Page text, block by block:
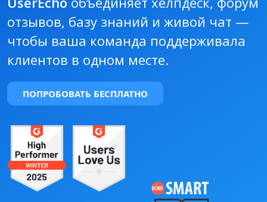
отзывов, базу знаний и живой чат —
чтобы ваша команда поддерживала
клиентов в одном месте.
ПОПРОБОВАТЬ БЕСПЛАТНО